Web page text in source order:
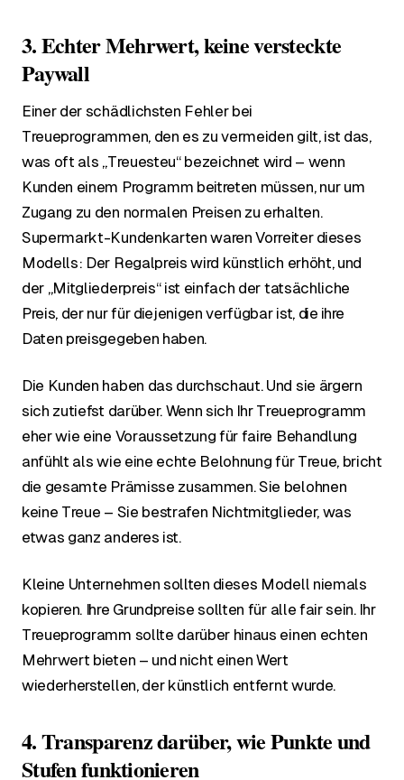
3. Echter Mehrwert, keine versteckte
Paywall
Einer der schädlichsten Fehler bei
Treueprogrammen, den es zu vermeiden gilt, ist das,
was oft als „Treuesteu“ bezeichnet wird – wenn
Kunden einem Programm beitreten müssen, nur um
Zugang zu den normalen Preisen zu erhalten.
Supermarkt-Kundenkarten waren Vorreiter dieses
Modells: Der Regalpreis wird künstlich erhöht, und
der „Mitgliederpreis“ ist einfach der tatsächliche
Preis, der nur für diejenigen verfügbar ist, die ihre
Daten preisgegeben haben.
Die Kunden haben das durchschaut. Und sie ärgern
sich zutiefst darüber. Wenn sich Ihr Treueprogramm
eher wie eine Voraussetzung für faire Behandlung
anfühlt als wie eine echte Belohnung für Treue, bricht
die gesamte Prämisse zusammen. Sie belohnen
keine Treue – Sie bestrafen Nichtmitglieder, was
etwas ganz anderes ist.
Kleine Unternehmen sollten dieses Modell niemals
kopieren. Ihre Grundpreise sollten für alle fair sein. Ihr
Treueprogramm sollte darüber hinaus einen echten
Mehrwert bieten – und nicht einen Wert
wiederherstellen, der künstlich entfernt wurde.
4. Transparenz darüber, wie Punkte und
Stufen funktionieren